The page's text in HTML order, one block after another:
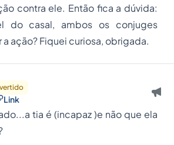
contra ele. Então fica a dúvida:
do casal, ambos os conjuges
a ação? Fiquei curiosa, obrigada.
Link
tia é (incapaz )e não que ela